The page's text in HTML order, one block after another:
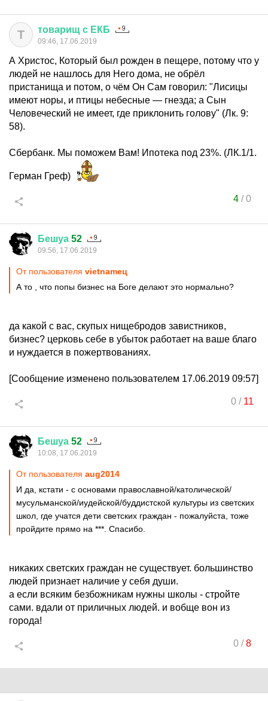
Т товарищ с ЕКБ
09:46, 17.06.2019
А Христос, Который был рожден в пещере, потому что у
людей не нашлось для Него дома, не обрёл
пристанища и потом, о чём Он Сам говорил: "Лисицы
имеют норы, и птицы небесные — гнезда; а Сын
Человеческий не имеет, где приклонить голову" (Лк. 9:
58).
Сбербанк. Мы поможем Вам! Ипотека под 23%. (ЛК.1/1.
Герман Греф)
4/0
Бешуа 52
09:56, 17.06.2019
От пользователя vietnamец
А то , что попы бизнес на Боге делают это нормально?
да какой с вас, скупых нищебродов завистников,
бизнес? церковь себе в убыток работает на ваше благо
и нуждается в пожертвованиях.
[Сообщение изменено пользователем 17.06.2019 09:57]
0/ 11
Бешуа 52
10:08, 17.06.2019
От пользователя aug2014
И да, кстати - с основами православной/католической/
мусульманской/иудейской/буддистской культуры из светских
школ, где учатся дети светских граждан - пожалуйста, тоже
пройдите прямо на ***. Спасибо.
никаких светских граждан не существует. большинство
людей признает наличие у себя души.
а если всяким безбожникам нужны школы - стройте
сами. вдали от приличных людей. и вобще вон из
города!
0/8